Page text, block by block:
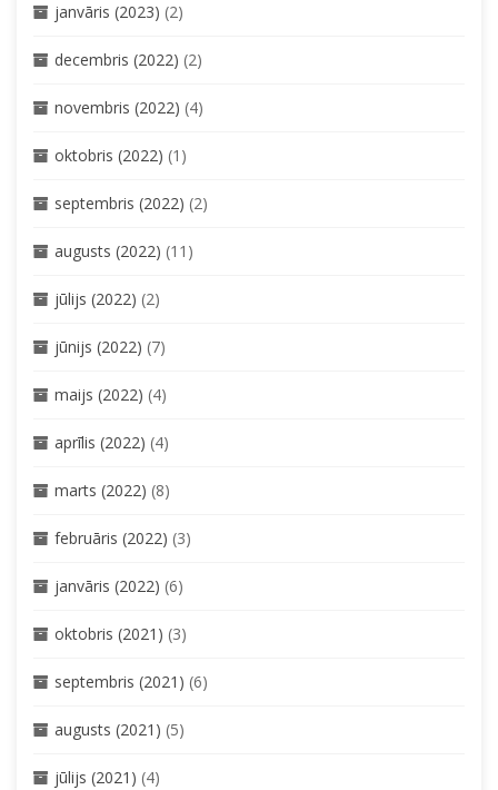
janvāris (2023) (2)
decembris (2022) (2)
novembris (2022) (4)
oktobris (2022) (1)
septembris (2022) (2)
augusts (2022) (11)
jūlijs (2022) (2)
jūnijs (2022) (7)
maijs (2022) (4)
aprīlis (2022) (4)
marts (2022) (8)
februāris (2022) (3)
janvāris (2022) (6)
oktobris (2021) (3)
septembris (2021) (6)
augusts (2021) (5)
jūlijs (2021) (4)